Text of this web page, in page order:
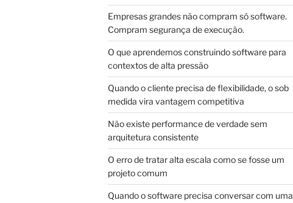
Empresas grandes não compram só software.
Compram segurança de execução.
O que aprendemos construindo software para
contextos de alta pressão
Quando o cliente precisa de flexibilidade, o sob
medida vira vantagem competitiva
Não existe performance de verdade sem
arquitetura consistente
O erro de tratar alta escala como se fosse um
projeto comum
Quando o software precisa conversar com uma